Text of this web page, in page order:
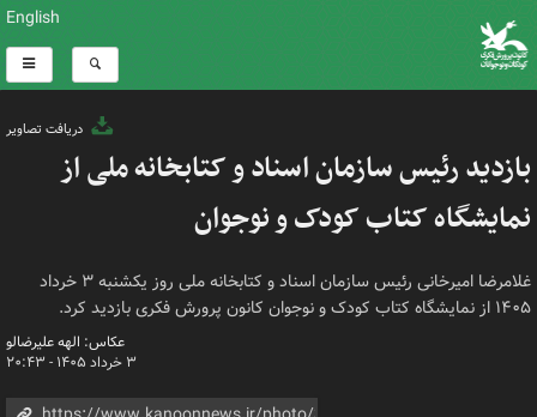
English
دریافت تصاویر
بازدید رئیس سازمان اسناد و کتابخانه ملی از
نمایشگاه کتاب کودک و نوجوان
غلامرضا امیرخانی رئیس سازمان اسناد و کتابخانه ملی روز یکشنبه ۳ خرداد
۱۴۰۵ از نمایشگاه کتاب کودک و نوجوان کانون پرورش فکری بازدید کرد.
عکاس: الهه علیرضالو
۳ خرداد ۱۴۰۵ - ۲۰:۴۳